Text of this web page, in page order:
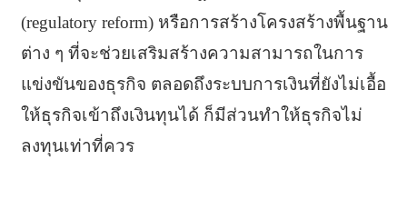
(regulatory reform) หรือการสร้างโครงสร้างพื้นฐาน
ต่าง ๆ ที่จะช่วยเสริมสร้างความสามารถในการ
แข่งขันของธุรกิจ ตลอดถึงระบบการเงินที่ยังไม่เอื้อ
ให้ธุรกิจเข้าถึงเงินทุนได้ ก็มีส่วนทำให้ธุรกิจไม่
ลงทุนเท่าที่ควร